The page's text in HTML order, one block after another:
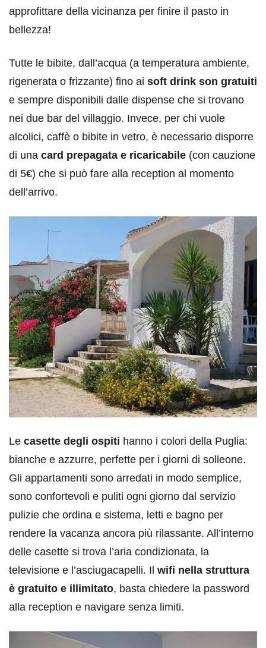
approfittare della vicinanza per finire il pasto in
bellezza!
Tutte le bibite, dall’acqua (a temperatura ambiente,
rigenerata o frizzante) fino ai soft drink son gratuiti
e sempre disponibili dalle dispense che si trovano
nei due bar del villaggio. Invece, per chi vuole
alcolici, caffè o bibite in vetro, è necessario disporre
di una card prepagata e ricaricabile (con cauzione
di 5€) che si può fare alla reception al momento
dell’arrivo.
Le casette degli ospiti hanno i colori della Puglia:
bianche e azzurre, perfette per i giorni di solleone.
Gli appartamenti sono arredati in modo semplice,
sono confortevoli e puliti ogni giorno dal servizio
pulizie che ordina e sistema, letti e bagno per
rendere la vacanza ancora più rilassante. All’interno
delle casette si trova l’aria condizionata, la
televisione e l’asciugacapelli. Il wifi nella struttura
è gratuito e illimitato, basta chiedere la password
alla reception e navigare senza limiti.